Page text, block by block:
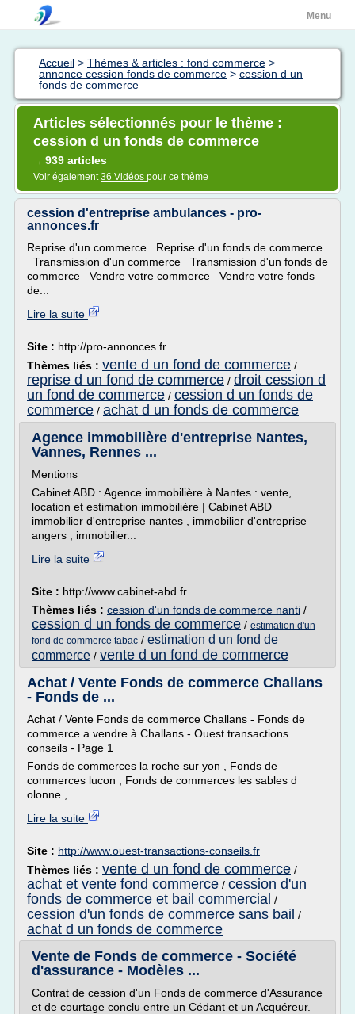
Menu
Accueil > Thèmes & articles : fond commerce >
annonce cession fonds de commerce > cession d un
fonds de commerce
Articles sélectionnés pour le thème :
cession d un fonds de commerce
→ 939 articles
Voir également36 Vidéos pour ce thème
cession d'entreprise ambulances - pro-
annonces.fr
Reprise d'un commerce Reprise d'un fonds de commerce
Transmission d'un commerce Transmission d'un fonds de
commerce Vendre votre commerce Vendre votre fonds
de...
Lire la suite
Site : http://pro-annonces.fr
Thèmes liés : vente d un fond de commerce /
reprise d un fond de commerce / droit cession d
un fond de commerce / cession d un fonds de
commerce / achat d un fonds de commerce
Agence immobilière d'entreprise Nantes,
Vannes, Rennes ...
Mentions
Cabinet ABD : Agence immobilière à Nantes : vente,
location et estimation immobilière | Cabinet ABD
immobilier d'entreprise nantes , immobilier d'entreprise
angers , immobilier...
Lire la suite
Site : http://www.cabinet-abd.fr
Thèmes liés : cession d'un fonds de commerce nanti /
cession d un fonds de commerce / estimation d'un
fond de commerce tabac / estimation d un fond de
commerce / vente d un fond de commerce
Achat / Vente Fonds de commerce Challans
- Fonds de ...
Achat / Vente Fonds de commerce Challans - Fonds de
commerce a vendre à Challans - Ouest transactions
conseils - Page 1
Fonds de commerces la roche sur yon , Fonds de
commerces lucon , Fonds de commerces les sables d
olonne ,...
Lire la suite
Site : http://www.ouest-transactions-conseils.fr
Thèmes liés : vente d un fond de commerce /
achat et vente fond commerce / cession d'un
fonds de commerce et bail commercial /
cession d'un fonds de commerce sans bail /
achat d un fonds de commerce
Vente de Fonds de commerce - Société
d'assurance - Modèles ...
Contrat de cession d'un Fonds de commerce d'Assurance
et de courtage conclu entre un Cédant et un Acquéreur.